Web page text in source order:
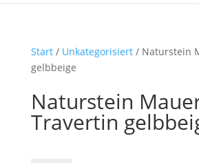
Start/ Unkategorisiert/ Naturstein
gelbbeige
Naturstein
Travertin